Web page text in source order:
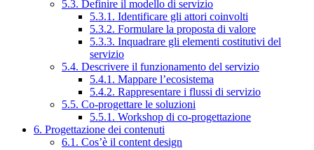
5.3. Definire il modello di servizio
5.3.1. Identificare gli attori coinvolti
5.3.2. Formulare la proposta di valore
5.3.3. Inquadrare gli elementi costitutivi del
servizio
5.4. Descrivere il funzionamento del servizio
5.4.1. Mappare l’ecosistema
5.4.2. Rappresentare i flussi di servizio
5.5. Co-progettare le soluzioni
5.5.1. Workshop di co-progettazione
6. Progettazione dei contenuti
6.1. Cos’è il content design